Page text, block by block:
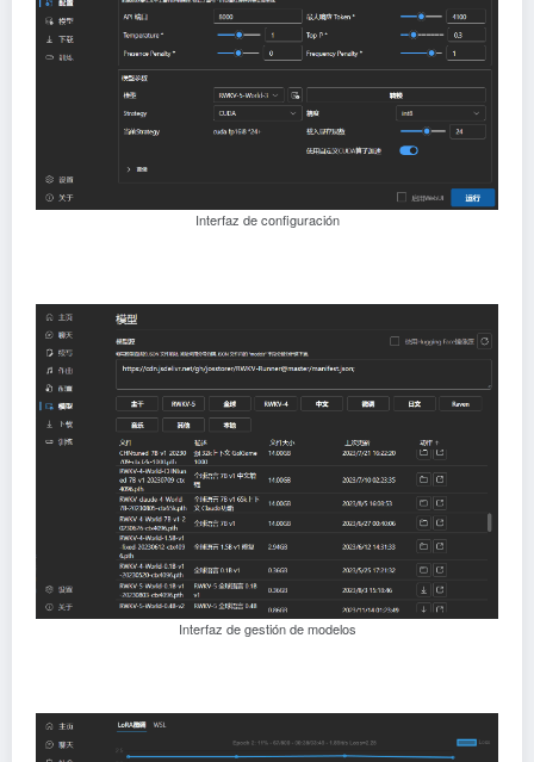
Interfaz de configuración
Interfaz de gestión de modelos